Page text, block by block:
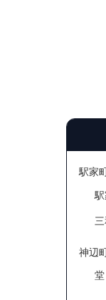
駅家
神辺